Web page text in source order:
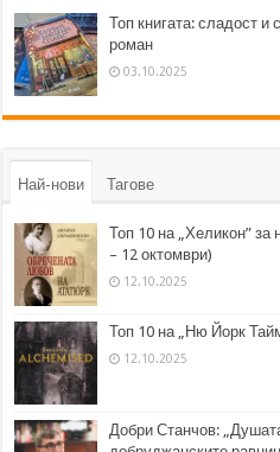
Топ книгата: сладост и
роман
03.10.2025
Най-нови Тагове
Топ 10 на „Хеликон” за
– 12 октомври)
12.10.2025
Топ 10 на „Ню Йорк
12.10.2025
Добри Станчов: